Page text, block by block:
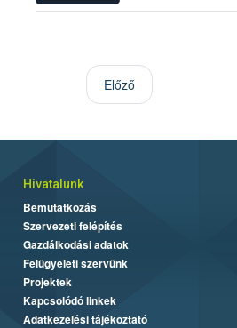
Előző
Hivatalunk
Bemutatkozás
Szervezeti felépítés
Gazdálkodási adatok
Felügyeleti szervünk
Projektek
Kapcsolódó linkek
Adatkezelési tájékoztató